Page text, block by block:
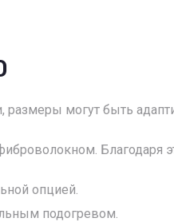
размеры могут быть
Благодаря
опцией.
подогревом.